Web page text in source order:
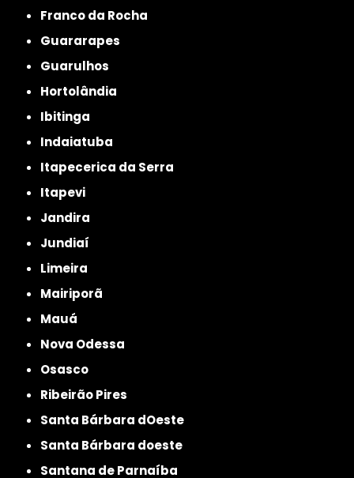
Franco da Rocha
Guararapes
Guarulhos
Hortolândia
Ibitinga
Indaiatuba
Itapecerica da Serra
Itapevi
Jandira
Jundiaí
Limeira
Mairiporã
Mauá
Nova Odessa
Osasco
Ribeirão Pires
Santa Bárbara dOeste
Santa Bárbara doeste
Santana de Parnaíba